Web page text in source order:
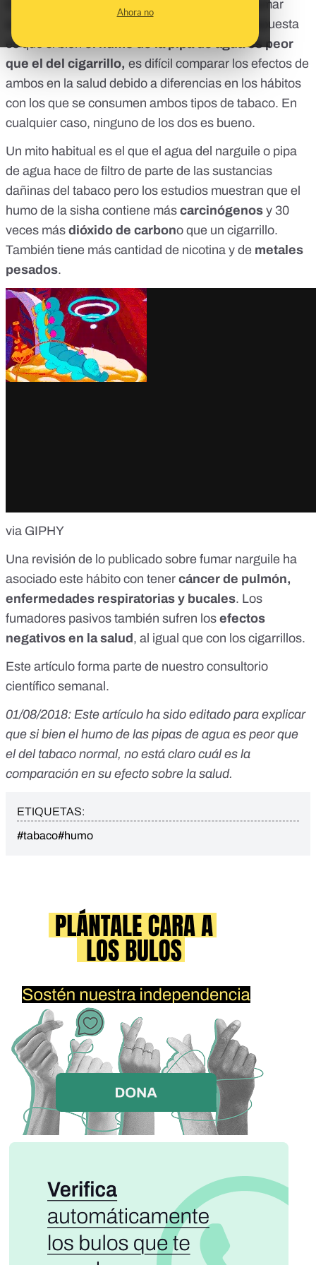
Ahora no
Otra duda que nos habéis hecho llegar es si fumar
cachimba es peor que fumar cigarrillos. La respuesta
es que si bienel humo de la pipa de agua es peor
que el del cigarrillo, es difícil comparar los efectos de
ambos en la salud debido a diferencias en los hábitos
con los que se consumen ambos tipos de tabaco. En
cualquier caso, ninguno de los dos es bueno.
Un mito habitual es el que el agua del narguile o pipa
de agua hace de filtro de parte de las sustancias
dañinas del tabaco pero los estudios muestran que el
humo de la sisha contiene más carcinógenos y 30
veces más dióxido de carbono que un cigarrillo.
También tiene más cantidad de nicotina y de metales
pesados.
via GIPHY
Una revisión de lo publicado sobre fumar narguile ha
asociado este hábito con tener cáncer de pulmón,
enfermedades respiratorias y bucales. Los
fumadores pasivos también sufren los efectos
negativos en la salud , al igual que con los cigarrillos.
Este artículo forma parte de nuestro consultorio
científico semanal .
01/08/2018: Este artículo ha sido editado para explicar
que si bien el humo de las pipas de agua es peor que
el del tabaco normal, no está claro cuál es la
comparación en su efecto sobre la salud.
ETIQUETAS:
#tabaco#humo